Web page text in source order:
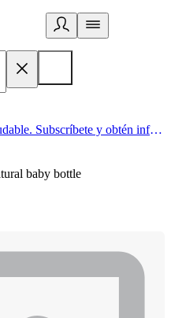
Acá comienza un estilo de vida saludable. Subscríbete y obtén información de primera mano
baby bottle